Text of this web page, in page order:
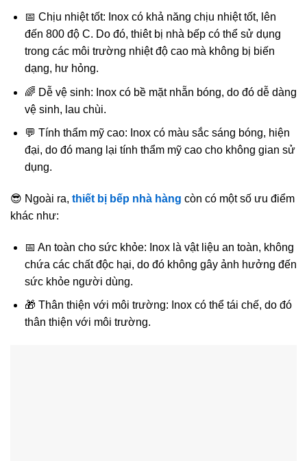
📅 Chịu nhiệt tốt: Inox có khả năng chịu nhiệt tốt, lên
đến 800 độ C. Do đó, thiêt bị nhà bếp có thể sử dụng
trong các môi trường nhiệt độ cao mà không bị biến
dạng, hư hỏng.
🌈 Dễ vệ sinh: Inox có bề mặt nhẵn bóng, do đó dễ dàng
vệ sinh, lau chùi.
💬 Tính thẩm mỹ cao: Inox có màu sắc sáng bóng, hiện
đại, do đó mang lại tính thẩm mỹ cao cho không gian sử
dụng.
😎 Ngoài ra, thiết bị bếp nhà hàng còn có một số ưu điểm
khác như:
📅 An toàn cho sức khỏe: Inox là vật liệu an toàn, không
chứa các chất độc hại, do đó không gây ảnh hưởng đến
sức khỏe người dùng.
🎁 Thân thiện với môi trường: Inox có thể tái chế, do đó
thân thiện với môi trường.